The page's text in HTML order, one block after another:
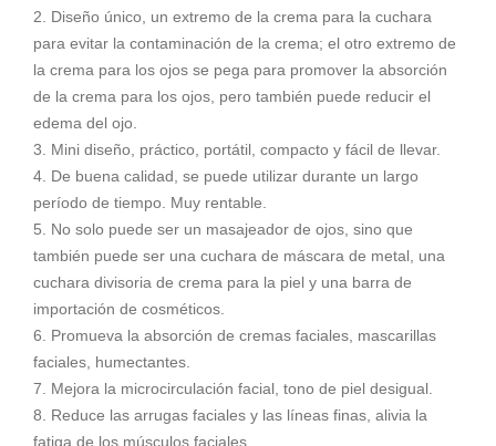
2. Diseño único, un extremo de la crema para la cuchara
para evitar la contaminación de la crema; el otro extremo de
la crema para los ojos se pega para promover la absorción
de la crema para los ojos, pero también puede reducir el
edema del ojo.
3. Mini diseño, práctico, portátil, compacto y fácil de llevar.
4. De buena calidad, se puede utilizar durante un largo
período de tiempo. Muy rentable.
5. No solo puede ser un masajeador de ojos, sino que
también puede ser una cuchara de máscara de metal, una
cuchara divisoria de crema para la piel y una barra de
importación de cosméticos.
6. Promueva la absorción de cremas faciales, mascarillas
faciales, humectantes.
7. Mejora la microcirculación facial, tono de piel desigual.
8. Reduce las arrugas faciales y las líneas finas, alivia la
fatiga de los músculos faciales.